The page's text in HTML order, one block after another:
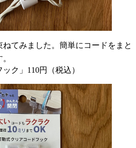
ねてみました。簡単にコードをまと
ク」110円（税込）